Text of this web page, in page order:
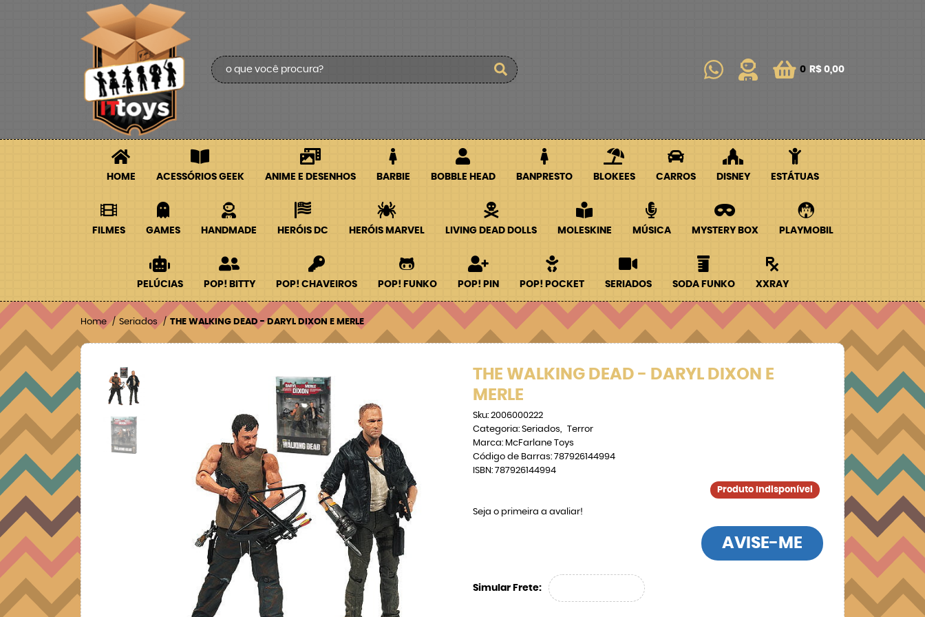
0 R$ 0,00
HOME ACESSÓRIOS GEEK ANIME E DESENHOS BARBIE BOBBLE HEAD BANPRESTO BLOKEES CARROS DISNEY ESTÁTUAS
FILMES GAMES HANDMADE HERÓIS DC HERÓIS MARVEL LIVING DEAD DOLLS MOLESKINE MÚSICA MYSTERY BOX PLAYMOBIL
PELÚCIAS POP! BITTY POP! CHAVEIROS POP! FUNKO POP! PIN POP! POCKET SERIADOS SODA FUNKO XXRAY
Home Seriados THE WALKING DEAD - DARYL DIXON E MERLE
THE WALKING DEAD - DARYL DIXON E
MERLE
Sku: 2006000222
Categoria: Seriados
Terror
Marca: McFarlane Toys
Código de Barras: 787926144994
ISBN: 787926144994
Produto Indisponível
Seja o primeira a avaliar!
AVISE-ME
Simular Frete: